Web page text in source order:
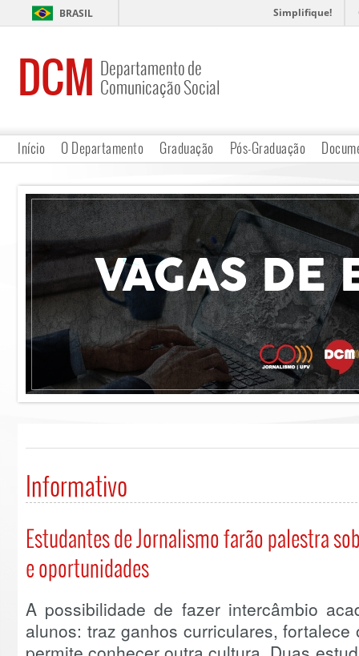
BRASIL Simplifique!
DCM Departamento de
Comunicação Social
Início O Departamento Graduação Pós-Graduação
Informativo
Estudantes de Jornalismo farão palestra
e oportunidades
A possibilidade de fazer intercâmbio
alunos: traz ganhos curriculares,